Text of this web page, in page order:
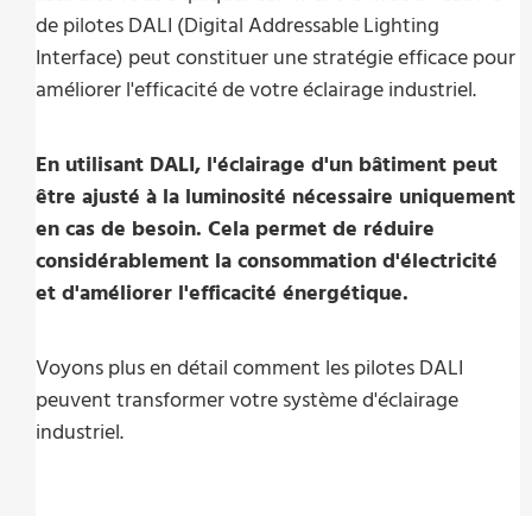
de pilotes DALI (Digital Addressable Lighting
Interface) peut constituer une stratégie efficace pour
améliorer l'efficacité de votre éclairage industriel.
En utilisant DALI, l'éclairage d'un bâtiment peut
être ajusté à la luminosité nécessaire uniquement
en cas de besoin. Cela permet de réduire
considérablement la consommation d'électricité
et d'améliorer l'efficacité énergétique.
Voyons plus en détail comment les pilotes DALI
peuvent transformer votre système d'éclairage
industriel.